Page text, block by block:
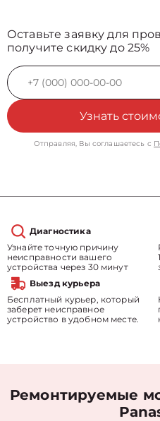
Оставьте заявку для
получите скидку до 25%
Узнать
Отправляя, Вы соглашаетесь с
Диагностика
Узнайте точную причину
неисправности вашего
устройства через 30 минут
Выезд курьера
Бесплатный курьер, который
заберет неисправное
устройство в удобном месте.
Ремонтируемые